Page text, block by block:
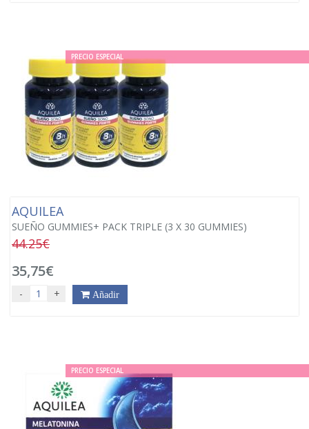
PRECIO ESPECIAL
AQUILEA
SUEÑO GUMMIES+ PACK TRIPLE (3 X 30 GUMMIES)
44.25€
35,75€
- + Añadir
PRECIO ESPECIAL